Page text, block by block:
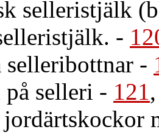
selleristjälk
-
-
selleri - 121